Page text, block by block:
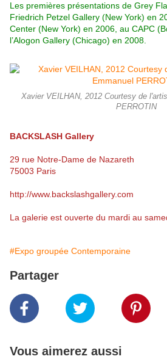
Les premières présentations de Grey
Friedrich Petzel Gallery (New York) en
Center (New York) en 2006, au CAPC
l’Alogon Gallery (Chicago) en 2008.
Xavier VEILHAN, 2012 Courtesy de
PERROTIN
BACKSLASH Gallery
29 rue Notre-Dame de Nazareth
75003 Paris
http://www.backslashgallery.com
La galerie est ouverte du mardi au
#Expo groupée Contemporaine
Partager
Vous aimerez aussi